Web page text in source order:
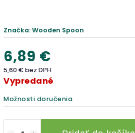
Značka:Wooden Spoon
6,89 €
5,60 € bez DPH
Vypredané
Možnosti doručenia